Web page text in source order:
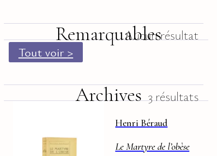
RemarquablesAucun résultat
Tout voir >
Archives 3 résultats
Henri Béraud
Le Martyre de l’obèse